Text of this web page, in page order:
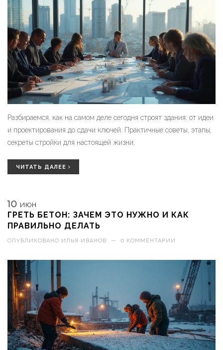
Разбираемся, как на самом деле сегодня строят здания: от идеи
и проектирования до сдачи ключей. Практичные советы, этапы,
секреты стройки для настоящей жизни.
ЧИТАТЬ ДАЛЕЕ
10 ИЮН
ГРЕТЬ БЕТОН: ЗАЧЕМ ЭТО НУЖНО И КАК
ПРАВИЛЬНО ДЕЛАТЬ
ОПУБЛИКОВАНО ИЛЬЯ ИВАНОВ — 0 КОММЕНТАРИИ